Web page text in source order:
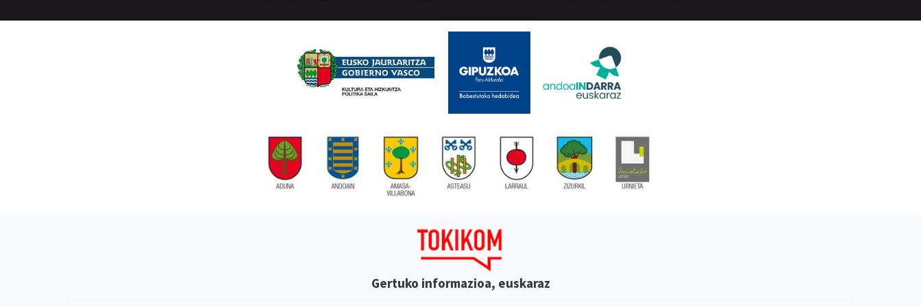
Gertuko informazioa, euskaraz